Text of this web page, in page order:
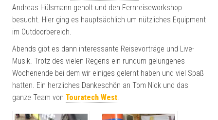
Andreas Hülsmann geholt und den Fernreiseworkshop
besucht. Hier ging es hauptsächlich um nützliches Equipment
im Outdoorbereich.
Abends gibt es dann interessante Reisevorträge und Live-
Musik. Trotz des vielen Regens ein rundum gelungenes
Wochenende bei dem wir einiges gelernt haben und viel Spaß
hatten. Ein herzliches Dankeschön an Tom Nick und das
ganze Team von Touratech West.